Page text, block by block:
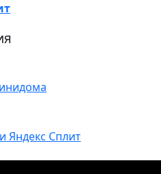
Яндекс Сплит